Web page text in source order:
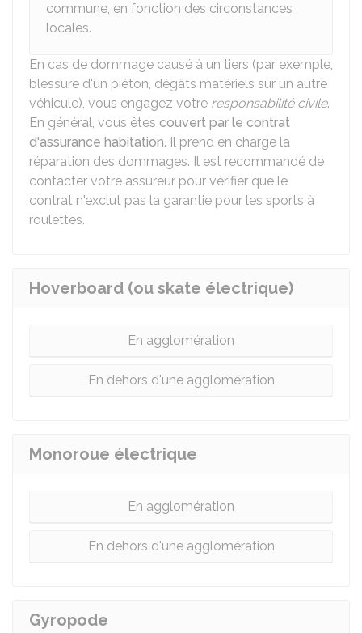
commune, en fonction des circonstances
locales.
En cas de dommage causé à un tiers (par exemple,
blessure d'un piéton, dégâts matériels sur un autre
véhicule), vous engagez votre responsabilité civile.
En général, vous êtes couvert par le contrat
d'assurance habitation. Il prend en charge la
réparation des dommages. Il est recommandé de
contacter votre assureur pour vérifier que le
contrat n'exclut pas la garantie pour les sports à
roulettes.
Hoverboard (ou skate électrique)
En agglomération
En dehors d'une agglomération
Monoroue électrique
En agglomération
En dehors d'une agglomération
Gyropode